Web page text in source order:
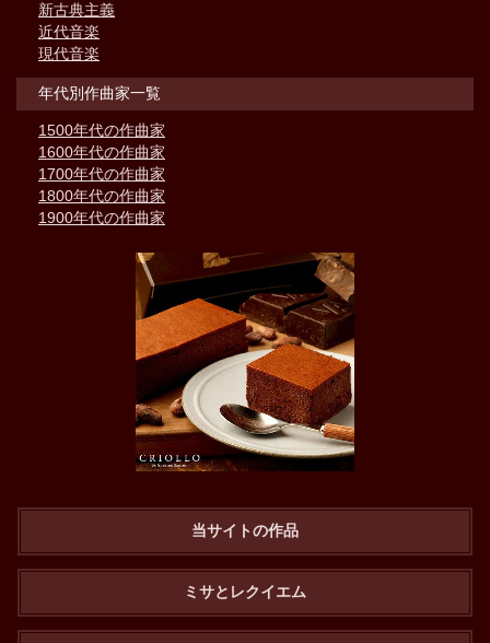
新古典主義
近代音楽
現代音楽
年代別作曲家一覧
1500年代の作曲家
1600年代の作曲家
1700年代の作曲家
1800年代の作曲家
1900年代の作曲家
当サイトの作品
ミサとレクイエム